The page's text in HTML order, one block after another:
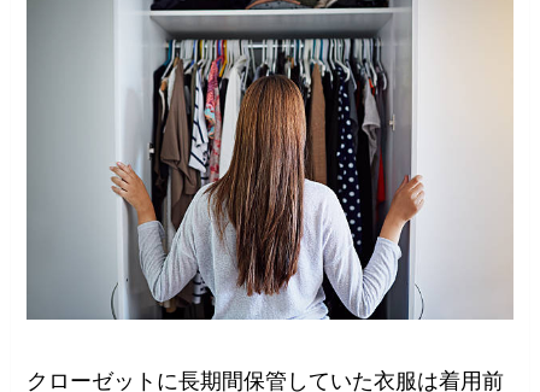
クローゼットに長期間保管していた衣服は着用前